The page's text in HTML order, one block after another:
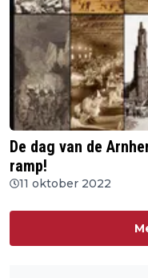
De dag van de
ramp!
11 oktober 2022